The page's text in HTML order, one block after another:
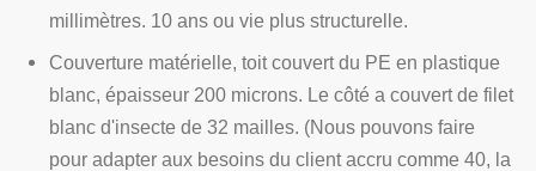
millimètres. 10 ans ou vie plus structurelle.
Couverture matérielle, toit couvert du PE en plastique
blanc, épaisseur 200 microns. Le côté a couvert de filet
blanc d'insecte de 32 mailles. (Nous pouvons faire
pour adapter aux besoins du client accru comme 40, la